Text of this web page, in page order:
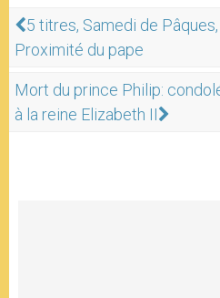
5 titres, Samedi de
Proximité du pape
Mort du prince Philip:
à la reine Elizabeth II